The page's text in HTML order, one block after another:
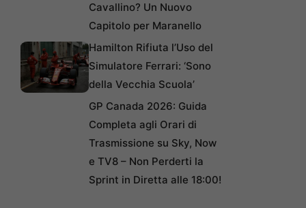
Cavallino? Un Nuovo
Capitolo per Maranello
Hamilton Rifiuta l’Uso del
Simulatore Ferrari: ‘Sono
della Vecchia Scuola’
GP Canada 2026: Guida
Completa agli Orari di
Trasmissione su Sky, Now
e TV8 – Non Perderti la
Sprint in Diretta alle 18:00!